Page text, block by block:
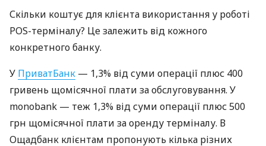
Скільки коштує для клієнта використання у роботі
POS-терміналу? Це залежить від кожного
конкретного банку.
У ПриватБанк — 1,3% від суми операції плюс 400
гривень щомісячної плати за обслуговування. У
monobank — теж 1,3% від суми операції плюс 500
грн щомісячної плати за оренду терміналу. В
Ощадбанк клієнтам пропонують кілька різних